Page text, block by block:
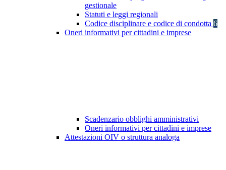
gestionale
Statuti e leggi regionali
Codice disciplinare e codice di condotta 6
Oneri informativi per cittadini e imprese
Scadenzario obblighi amministrativi
Oneri informativi per cittadini e imprese
Attestazioni OIV o struttura analoga